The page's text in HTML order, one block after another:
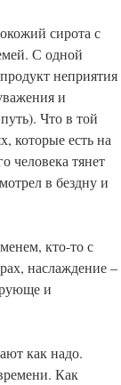
сирота с
С одной
неприятия
и
Что в той
которые есть на
человека тянет
в бездну и
кто-то с
наслаждение –
и
как надо.
Как